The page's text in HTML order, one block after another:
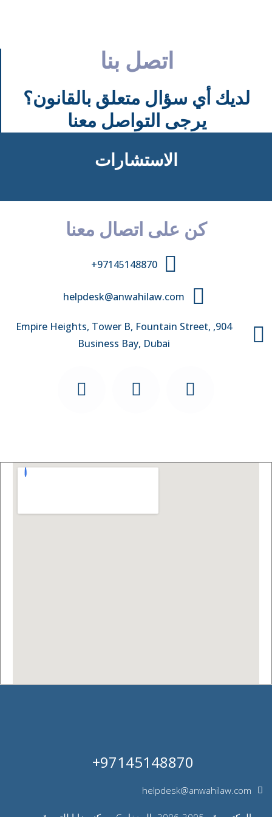
اتصل بنا
لديك أي سؤال متعلق بالقانون؟
يرجى التواصل معنا
الاستشارات
كن على اتصال معنا
97145148870+
helpdesk@anwahilaw.com
904, Empire Heights, Tower B, Fountain Street,
Business Bay, Dubai
97145148870+
helpdesk@anwahilaw.com